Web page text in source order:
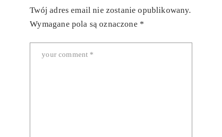
Twój adres email nie zostanie opublikowany.
Wymagane pola są oznaczone *